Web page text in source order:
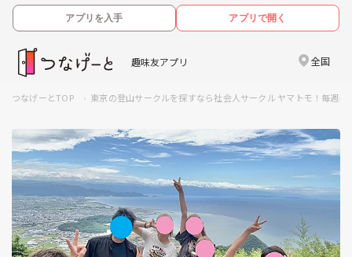
アプリを入手 アプリで開く
趣味友アプリ 全国
つなげーとTOP 東京の登山サークルを探すなら社会人サークル ヤマトモ！毎週